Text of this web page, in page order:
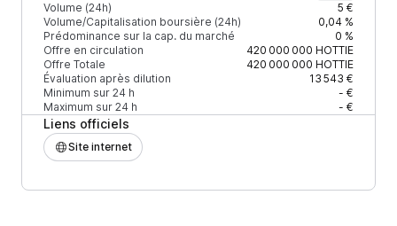
Volume (24h)
5 €
Volume/Capitalisation boursière (24h)
0,04 %
Prédominance sur la cap. du marché
0 %
Offre en circulation
420 000 000 HOTTIE
Offre Totale
420 000 000 HOTTIE
Évaluation après dilution
13 543 €
Minimum sur 24 h
- €
Maximum sur 24 h
- €
Liens officiels
Site internet